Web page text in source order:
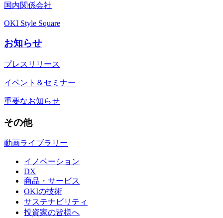
国内関係会社
OKI Style Square
お知らせ
プレスリリース
イベント＆セミナー
重要なお知らせ
その他
動画ライブラリー
イノベーション
DX
商品・サービス
OKIの技術
サステナビリティ
投資家の皆様へ